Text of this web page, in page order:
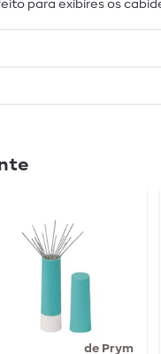
para exibires os
de Prym